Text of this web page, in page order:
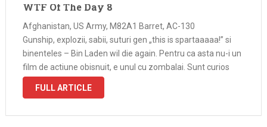
WTF Of The Day 8
Afghanistan, US Army, M82A1 Barret, AC-130
Gunship, explozii, sabii, suturi gen „this is spartaaaaa!” si
binenteles – Bin Laden wil die again. Pentru ca asta nu-i un
film de actiune obisnuit, e unul cu zombalai. Sunt curios
daca e mai fain ca Resident Evil Retribution, care a
FULL ARTICLE